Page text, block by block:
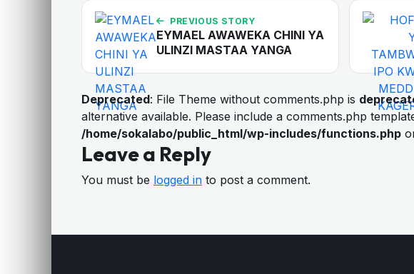
PREVIOUS STORY
EYMAEL AWAWEKA CHINI YA
ULINZI MASTAA YANGA
Deprecated: File Theme without comments.php is
alternative available. Please include a comments.php
/home/sokalabo/public_html/wp-includes/functions.php
Leave a Reply
You must be logged in to post a comment.